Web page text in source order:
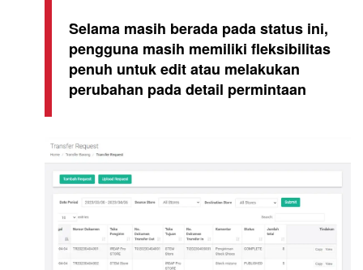
Selama masih berada pada status ini,
pengguna masih memiliki fleksibilitas
penuh untuk edit atau melakukan
perubahan pada detail permintaan